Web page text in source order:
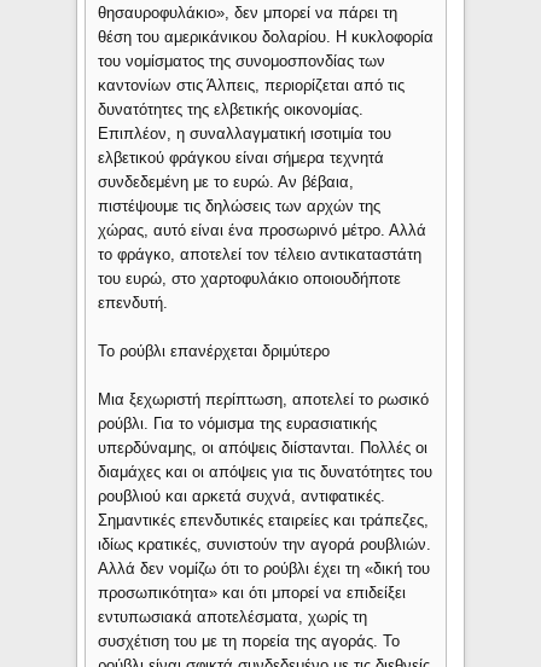
θησαυροφυλάκιο», δεν μπορεί να πάρει τη
θέση του αμερικάνικου δολαρίου. Η κυκλοφορία
του νομίσματος της συνομοσπονδίας των
καντονίων στις Άλπεις, περιορίζεται από τις
δυνατότητες της ελβετικής οικονομίας.
Επιπλέον, η συναλλαγματική ισοτιμία του
ελβετικού φράγκου είναι σήμερα τεχνητά
συνδεδεμένη με το ευρώ. Αν βέβαια,
πιστέψουμε τις δηλώσεις των αρχών της
χώρας, αυτό είναι ένα προσωρινό μέτρο. Αλλά
το φράγκο, αποτελεί τον τέλειο αντικαταστάτη
του ευρώ, στο χαρτοφυλάκιο οποιουδήποτε
επενδυτή.
Το ρούβλι επανέρχεται δριμύτερο
Μια ξεχωριστή περίπτωση, αποτελεί το ρωσικό
ρούβλι. Για το νόμισμα της ευρασιατικής
υπερδύναμης, οι απόψεις διίστανται. Πολλές οι
διαμάχες και οι απόψεις για τις δυνατότητες του
ρουβλιού και αρκετά συχνά, αντιφατικές.
Σημαντικές επενδυτικές εταιρείες και τράπεζες,
ιδίως κρατικές, συνιστούν την αγορά ρουβλιών.
Αλλά δεν νομίζω ότι το ρούβλι έχει τη «δική του
προσωπικότητα» και ότι μπορεί να επιδείξει
εντυπωσιακά αποτελέσματα, χωρίς τη
συσχέτιση του με τη πορεία της αγοράς. Το